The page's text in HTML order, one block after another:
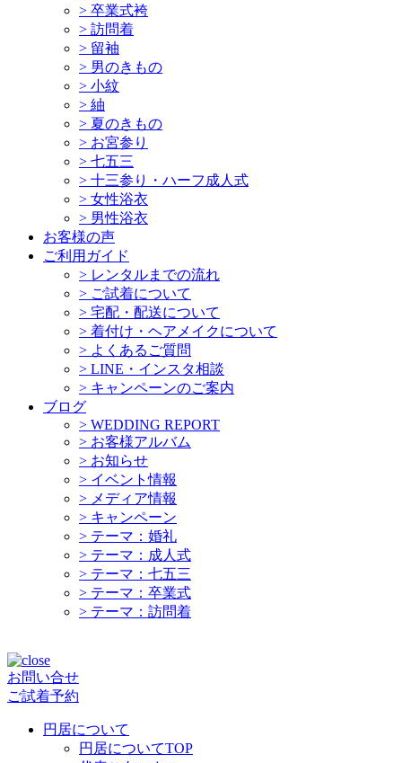
> 卒業式袴
> 訪問着
> 留袖
> 男のきもの
> 小紋
> 紬
> 夏のきもの
> お宮参り
> 七五三
> 十三参り・ハーフ成人式
> 女性浴衣
> 男性浴衣
お客様の声
ご利用ガイド
> レンタルまでの流れ
> ご試着について
> 宅配・配送について
> 着付け・ヘアメイクについて
> よくあるご質問
> LINE・インスタ相談
> キャンペーンのご案内
ブログ
> WEDDING REPORT
> お客様アルバム
> お知らせ
> イベント情報
> メディア情報
> キャンペーン
> テーマ：婚礼
> テーマ：成人式
> テーマ：七五三
> テーマ：卒業式
> テーマ：訪問着
お問い合せ
ご試着予約
円居について
円居についてTOP